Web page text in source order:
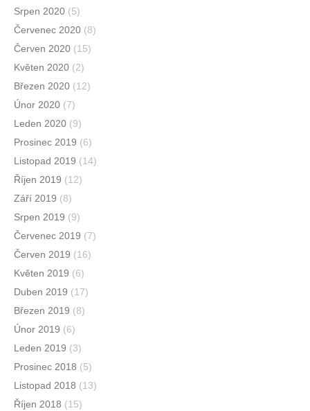
Srpen 2020 (5)
Červenec 2020 (8)
Červen 2020 (15)
Květen 2020 (2)
Březen 2020 (12)
Únor 2020 (7)
Leden 2020 (9)
Prosinec 2019 (6)
Listopad 2019 (14)
Říjen 2019 (12)
Září 2019 (8)
Srpen 2019 (9)
Červenec 2019 (7)
Červen 2019 (16)
Květen 2019 (6)
Duben 2019 (17)
Březen 2019 (8)
Únor 2019 (6)
Leden 2019 (3)
Prosinec 2018 (5)
Listopad 2018 (13)
Říjen 2018 (15)